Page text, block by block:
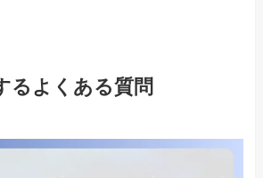
るよくある質問